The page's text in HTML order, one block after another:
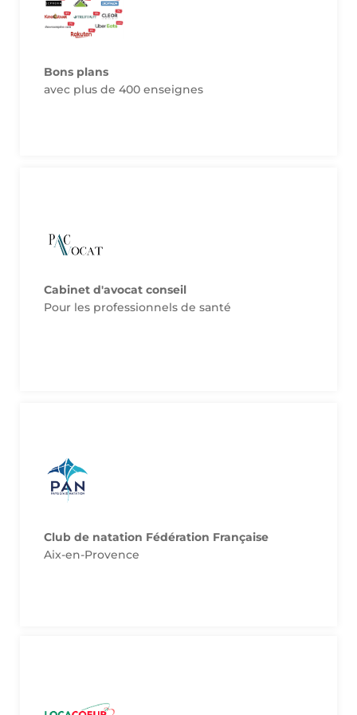
Bons plans
avec plus de 400 enseignes
Bons plans
Une sélection de plus de 400 enseignes avec
Site de notre partenaire
Cabinet d'avocat conseil
Pour les professionnels de santé
Première consultation offerte pour les
adhérents de Soignants de France
Site de notre partenaire
Club de natation Fédération Française
Aix-en-Provence
Site de notre partenaire